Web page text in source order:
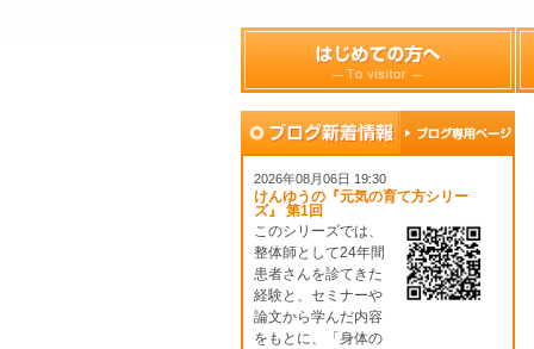
2026年08月06日 19:30
けんゆうの『元気の育て方シリー
ズ』 第1回
このシリーズでは、
整体師として24年間
患者さんを診てきた
経験と、セミナーや
論文から学んだ内容
をもとに、「身体の